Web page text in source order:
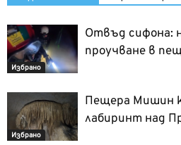
Избрано
Отвъд сифона:
проучване в
Избрано
Пещера Мишин
лабиринт над